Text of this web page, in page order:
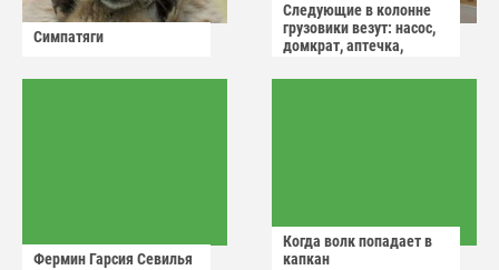
Симпатяги
Следующие в колонне
грузовики везут: насос,
домкрат, аптечка,
Фермин Гарсия Севилья
Когда волк попадает в
капкан